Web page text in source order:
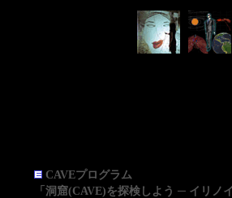
CAVEプログラム
「洞窟(CAVE)を探検しよう ─ イリ